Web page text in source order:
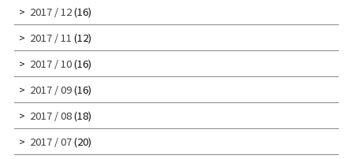
2017 / 12(16)
2017 / 11 (12)
2017 / 10(16)
2017 / 09(16)
2017 / 08(18)
2017 / 07(20)